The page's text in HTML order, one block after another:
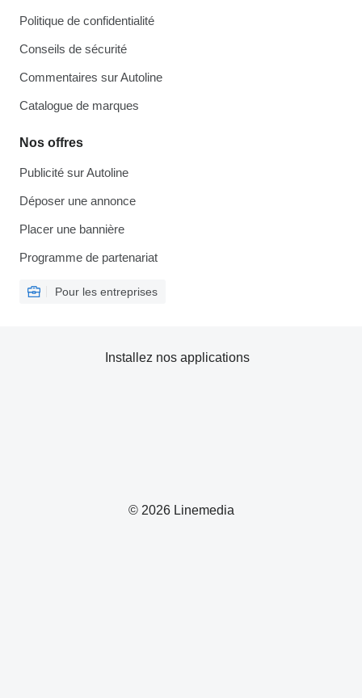
Politique de confidentialité
Conseils de sécurité
Commentaires sur Autoline
Catalogue de marques
Nos offres
Publicité sur Autoline
Déposer une annonce
Placer une bannière
Programme de partenariat
Pour les entreprises
© 2026 Linemedia
Installez nos applications